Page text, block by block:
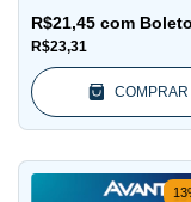
R$23,31
R$21,45 com Boleto
COMPRAR
13